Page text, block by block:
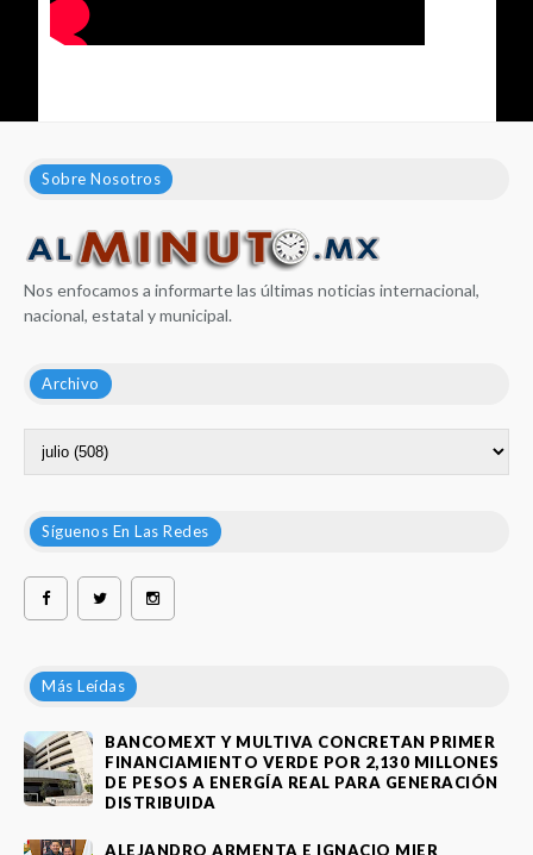
Sobre Nosotros
Nos enfocamos a informarte las últimas noticias internacional,
nacional, estatal y municipal.
Archivo
Síguenos En Las Redes
Más Leídas
BANCOMEXT Y MULTIVA CONCRETAN PRIMER
FINANCIAMIENTO VERDE POR 2,130 MILLONES
DE PESOS A ENERGÍA REAL PARA GENERACIÓN
DISTRIBUIDA
ALEJANDRO ARMENTA E IGNACIO MIER